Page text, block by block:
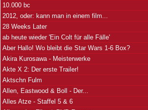
10.000 bc
2012, oder: kann man in einem film...
28 Weeks Later
ab heute wieder 'Ein Colt für alle Fälle'
Aber Hallo! Wo bleibt die Star Wars 1-6 Box?
Akira Kurosawa - Meisterwerke
Akte X 2: Der erste Trailer!
Aktschn Fulm
Allen, Eastwood & Boll - Der...
Alles Atze - Staffel 5 & 6